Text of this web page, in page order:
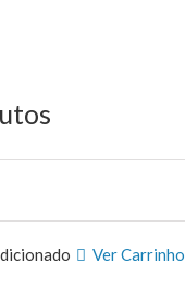
Ver Carrinho